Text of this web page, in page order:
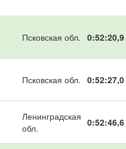
Псковская обл. 0:52:20,9
Псковская обл. 0:52:27,0
Ленинградская
обл.
0:52:46,6